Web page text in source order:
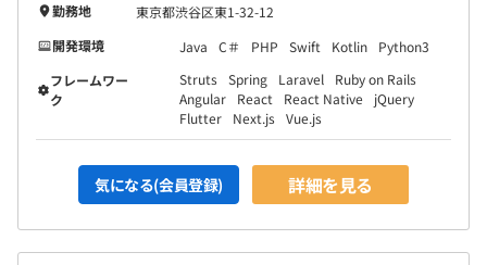
勤務地
東京都渋谷区東1-32-12
開発環境
Java C＃ PHP Swift Kotlin
Python3
フレームワー
ク
Struts Spring Laravel
Ruby on Rails
Angular
React React Native
jQuery
Flutter
Next.js Vue.js
気になる(会員登録) 詳細を見る